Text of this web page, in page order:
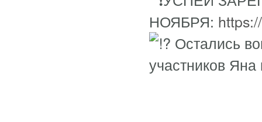
НОЯБРЯ:
Остались
участников